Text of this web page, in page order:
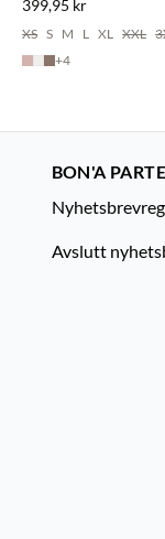
399,95 kr
XS S M L XL XXL
+4
BON'A
Avslutt